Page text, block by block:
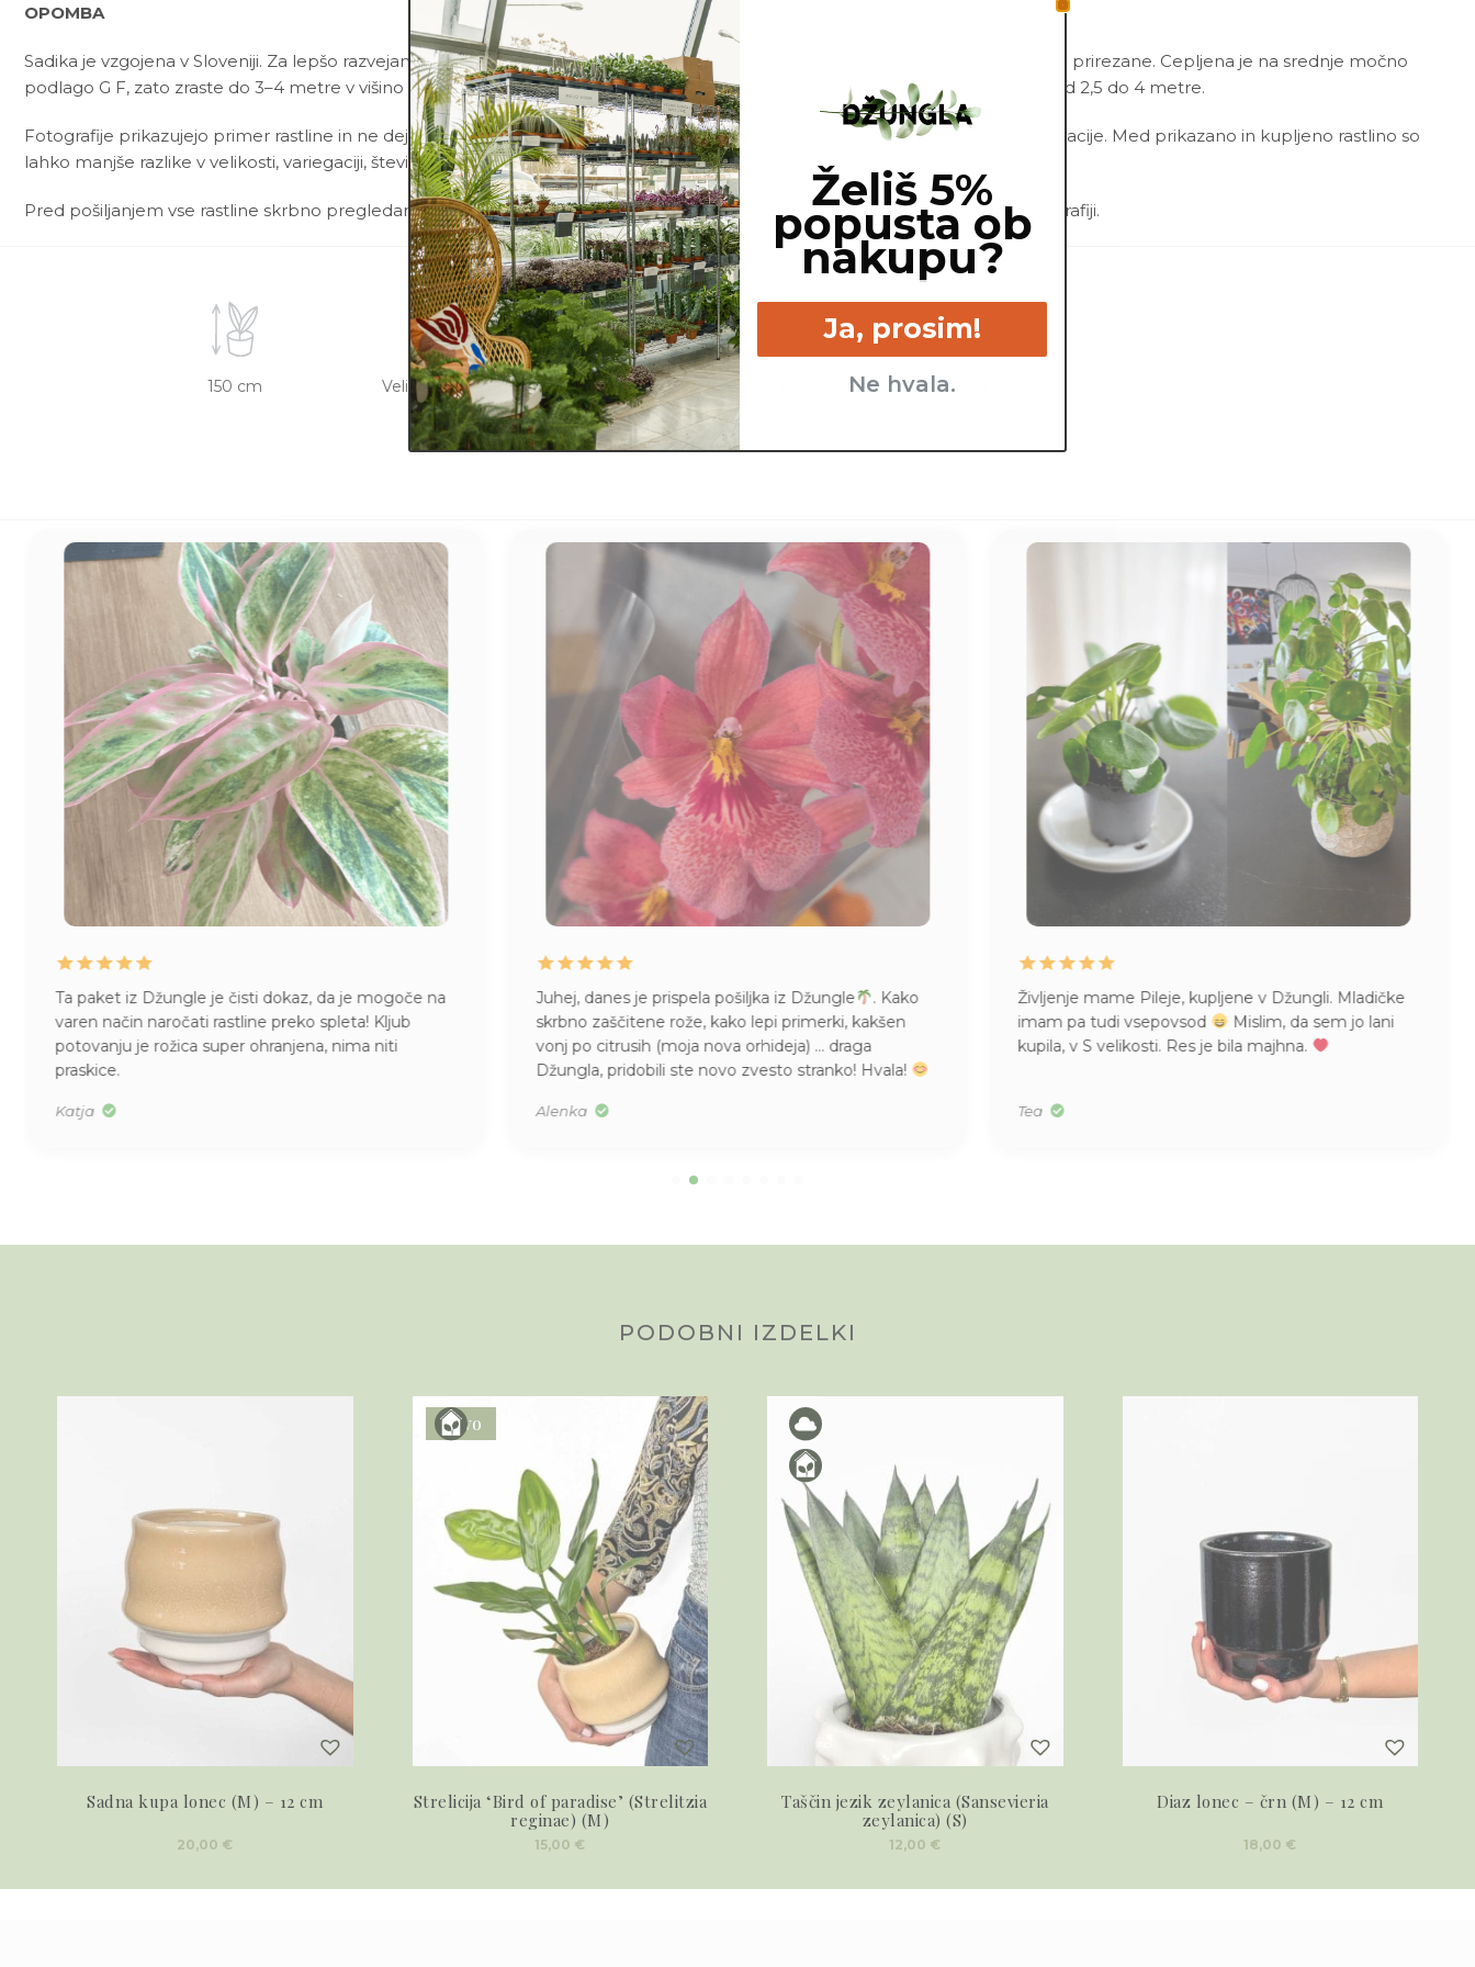
OPOMBA
Sadika je vzgojena v Sloveniji. Za lepšo razvejanost ima že odrezan vrh, za lažje sajenje in lepše razraščanje pa so korenine rahlo prirezane. Cepljena je na srednje močno
podlago G F, zato zraste do 3–4 metre v višino in potrebuje oporo le v prvih dveh letih. Pri sajenju upoštevaj vmesno razdaljo od 2,5 do 4 metre.
Fotografije prikazujejo primer rastline in ne dejanske rastline, ki jo naročite. Ker je vsaka rastlina unikatna, so možne manjše variacije. Med prikazano in kupljeno rastlino so
lahko manjše razlike v velikosti, variegaciji, številu listov, vej, cvetov, itd …
Pred pošiljanjem vse rastline skrbno pregledamo in zagotovimo, da gredo na pot zdrave in čim bolj podobne izdelku na fotografiji.
150 cm
Veliko - rada imam vseskozi
vlažno zemljo.
Veliko - sončna lega Netoksična.
Ta paket iz Džungle je čisti dokaz, da je mogoče na
varen način naročati rastline preko spleta! Kljub
potovanju je rožica super ohranjena, nima niti
praskice.
Katja
Juhej, danes je prispela pošiljka iz Džungle
. Kako
skrbno zaščitene rože, kako lepi primerki, kakšen
vonj po citrusih (moja nova orhideja) … draga
Džungla, pridobili ste novo zvesto stranko! Hvala!
Alenka
Življenje mame Pileje, kupljene v Džungli. Mladičke
imam pa tudi vsepovsod
Mislim, da sem jo lani
kupila, v S velikosti. Res je bila majhna.
Tea
PODOBNI IZDELKI
Sadna kupa lonec (M) – 12 cm
20,00 €
Novo
Strelicija ‘Bird of paradise’ (Strelitzia
reginae) (M)
15,00 €
Taščin jezik zeylanica (Sansevieria
zeylanica) (S)
12,00 €
Diaz lonec – črn (M) – 12 cm
18,00 €
Želiš 5%
popusta ob
nakupu?
Ja, prosim!
Ne hvala.